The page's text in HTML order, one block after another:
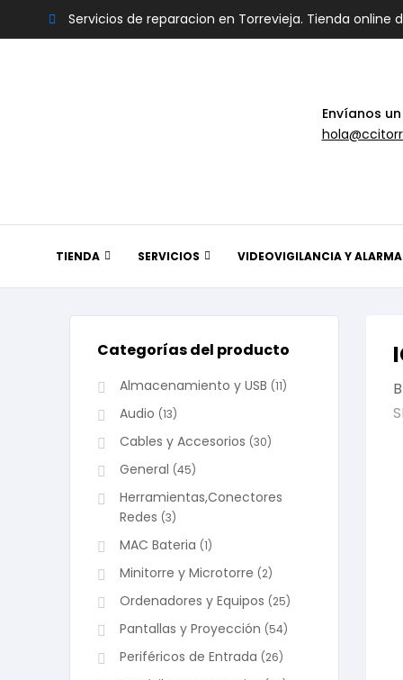
Servicios de reparacion en Torrevieja. Tienda online
Envíanos
TIENDA SERVICIOS VIDEOVIGILANCIA Y
Categorías del producto
Almacenamiento y USB (11)
Audio (13)
Cables y Accesorios (30)
General (45)
Herramientas,Conectores
Redes (3)
MAC Bateria (1)
Minitorre y Microtorre (2)
Ordenadores y Equipos (25)
Pantallas y Proyección (54)
Periféricos de Entrada (26)